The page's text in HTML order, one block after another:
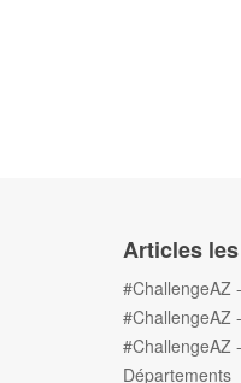
Articles
#ChallengeAZ
#ChallengeAZ
#ChallengeAZ
Départements